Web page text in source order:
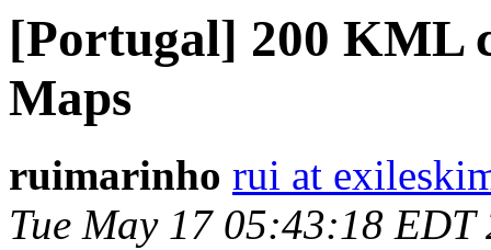
[Portugal] 200 KML
Maps
ruimarinho rui at
Tue May 17 05:43:18 EDT